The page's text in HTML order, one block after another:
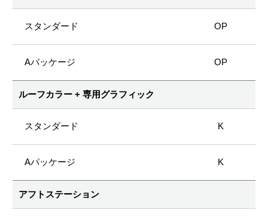
OP
OP
ルーフカラー + 専用グラフィック
K
K
アフトステーション